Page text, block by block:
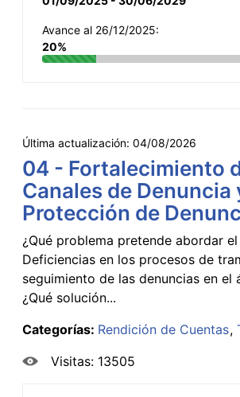
Avance al 26/12/2025:
20%
Última actualización: 04/08/2026
04 - Fortalecimiento
Canales de Denuncia
Protección de
¿Qué problema pretende abordar
Deficiencias en los procesos de
seguimiento de las denuncias en el
¿Qué solución...
Categorías: Rendición de Cuentas
Visitas: 13505